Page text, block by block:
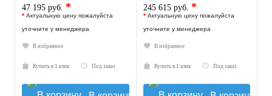
47 195 руб. *
* Актуальную цену пожалуйста
уточните у менеджера
В избранное
Купить в 1 клик Под заказ
245 615 руб. *
* Актуальную цену пожалуйста
уточните у менеджера
В избранное
Купить в 1 клик Под заказ